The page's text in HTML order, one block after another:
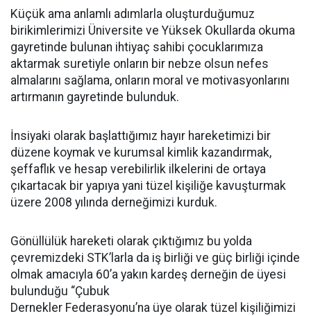
Küçük ama anlamlı adımlarla oluşturduğumuz
birikimlerimizi Üniversite ve Yüksek Okullarda okuma
gayretinde bulunan ihtiyaç sahibi çocuklarımıza
aktarmak suretiyle onların bir nebze olsun nefes
almalarını sağlama, onların moral ve motivasyonlarını
artırmanın gayretinde bulunduk.
İnsiyaki olarak başlattığımız hayır hareketimizi bir
düzene koymak ve kurumsal kimlik kazandırmak,
şeffaflık ve hesap verebilirlik ilkelerini de ortaya
çıkartacak bir yapıya yani tüzel kişiliğe kavuşturmak
üzere 2008 yılında derneğimizi kurduk.
Gönüllülük hareketi olarak çıktığımız bu yolda
çevremizdeki STK’larla da iş birliği ve güç birliği içinde
olmak amacıyla 60’a yakın kardeş derneğin de üyesi
bulunduğu “Çubuk
Dernekler Federasyonu’na üye olarak tüzel kişiliğimizi